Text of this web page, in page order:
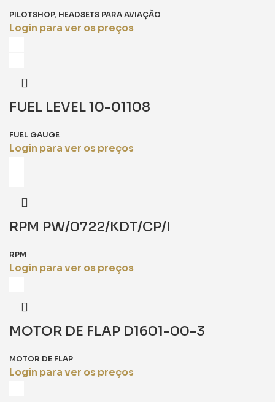
PILOTSHOP, HEADSETS PARA AVIAÇÃO
Login para ver os preços
FUEL LEVEL 10-01108
FUEL GAUGE
Login para ver os preços
RPM PW/0722/KDT/CP/I
RPM
Login para ver os preços
MOTOR DE FLAP D1601-00-3
MOTOR DE FLAP
Login para ver os preços